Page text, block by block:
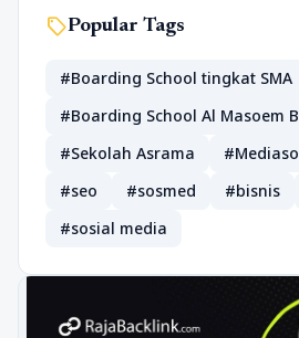
sellPopular Tags
#Boarding School tingkat SMA
#Boarding School Al Masoem
#Sekolah Asrama
#seo
#sosmed #bisnis
#sosial media